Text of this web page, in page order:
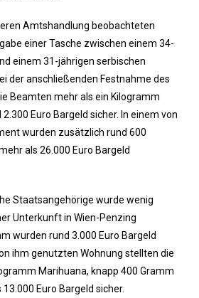
Amtshandlung beobachteten
einer Tasche zwischen einem 34-
einem 31-jährigen serbischen
der anschließenden Festnahme des
Beamten mehr als ein Kilogramm
Euro Bargeld sicher. In einem von
wurden zusätzlich rund 600
als 26.000 Euro Bargeld
Staatsangehörige wurde wenig
Unterkunft in Wien-Penzing
wurden rund 3.000 Euro Bargeld
ihm genutzten Wohnung stellten die
Marihuana, knapp 400 Gramm
Euro Bargeld sicher.